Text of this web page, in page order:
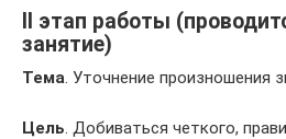
II этап работы
занятие)
Тема . Уточнение произношения
Цель . Добиваться четкого,